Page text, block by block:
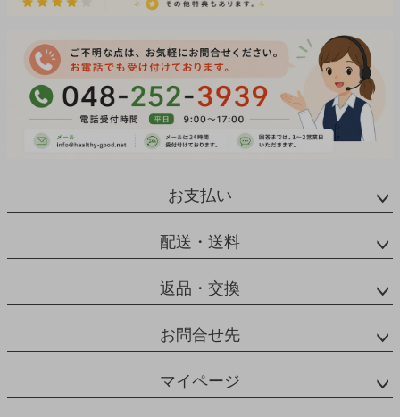
お支払い
配送・送料
返品・交換
お問合せ先
マイページ